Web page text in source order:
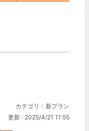
カテゴリ：新プラン
更新 : 2025/4/21 11:55